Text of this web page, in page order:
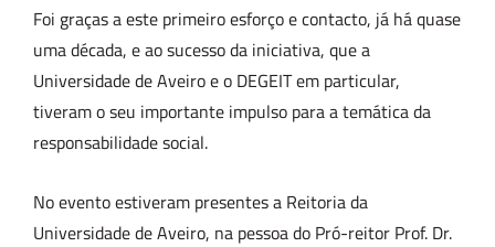
Foi graças a este primeiro esforço e contacto, já há quase
uma década, e ao sucesso da iniciativa, que a
Universidade de Aveiro e o DEGEIT em particular,
tiveram o seu importante impulso para a temática da
responsabilidade social.
No evento estiveram presentes a Reitoria da
Universidade de Aveiro, na pessoa do Pró-reitor Prof. Dr.